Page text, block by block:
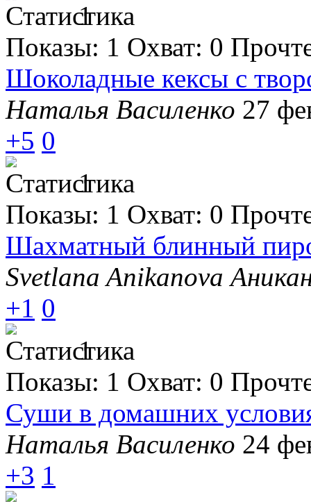
1
Показы: 1 Охват: 0
Шоколадные кексы с
Наталья Василенко 27
+5 0
1
Показы: 1 Охват: 0
Шахматный блинный
Svetlana Anikanova
+1 0
1
Показы: 1 Охват: 0
Суши в домашних
Наталья Василенко 24
+3 1